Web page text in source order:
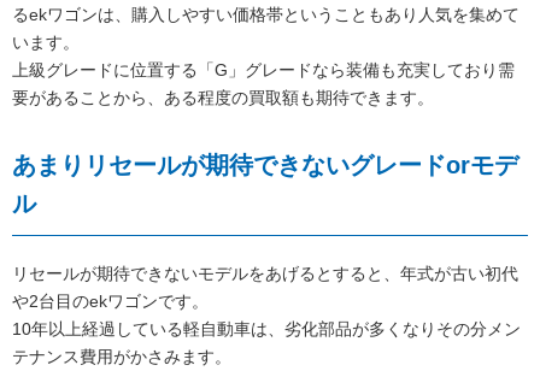
るekワゴンは、購入しやすい価格帯ということもあり人気を集めて
います。
上級グレードに位置する「G」グレードなら装備も充実しており需
要があることから、ある程度の買取額も期待できます。
あまりリセールが期待できないグレードorモデ
ル
リセールが期待できないモデルをあげるとすると、年式が古い初代
や2台目のekワゴンです。
10年以上経過している軽自動車は、劣化部品が多くなりその分メン
テナンス費用がかさみます。